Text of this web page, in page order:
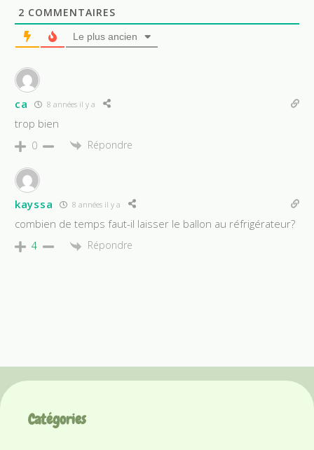
2 COMMENTAIRES
Le plus ancien
ca 8 années il y a
trop bien
0 Répondre
kayssa 8 années il y a
combien de temps faut-il laisser le ballon au réfrigérateur?
4 Répondre
Catégories